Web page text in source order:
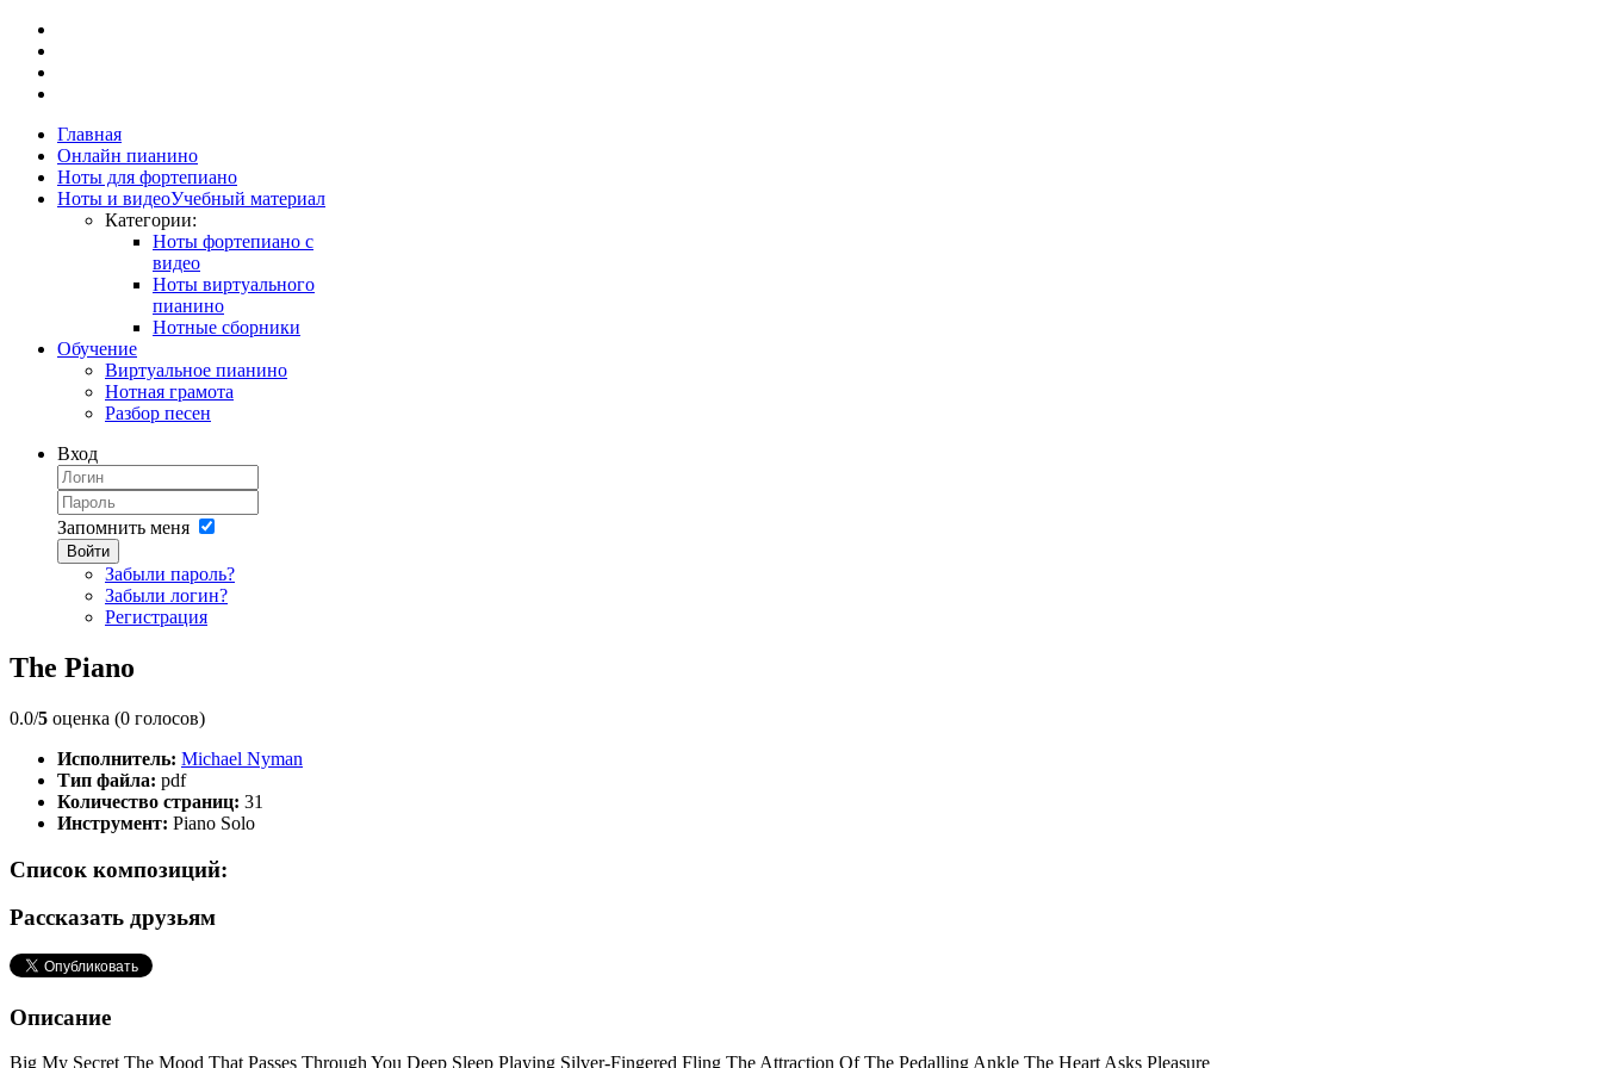
Главная
Онлайн пианино
Ноты для фортепиано
Ноты и видеоУчебный материал
Категории:
Ноты фортепиано с
видео
Ноты виртуального
пианино
Нотные сборники
Обучение
Виртуальное пианино
Нотная грамота
Разбор песен
Вход
Запомнить меня
Войти
Забыли пароль?
Забыли логин?
Регистрация
The Piano
0.0/5 оценка (0 голосов)
Исполнитель: Michael Nyman
Тип файла: pdf
Количество страниц: 31
Инструмент: Piano Solo
Список композиций:
Рассказать друзьям
Описание
Big My Secret The Mood That Passes Through You Deep Sleep Playing Silver-Fingered Fling The Attraction Of The Pedalling Ankle The Heart Asks Pleasure